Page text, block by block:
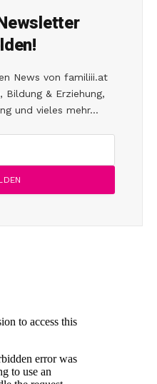
News von familiii.at
Bildung & Erziehung,
und vieles mehr...